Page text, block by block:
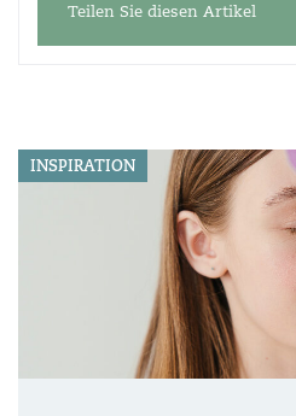
Teilen Sie diesen Artikel
INSPIRATION